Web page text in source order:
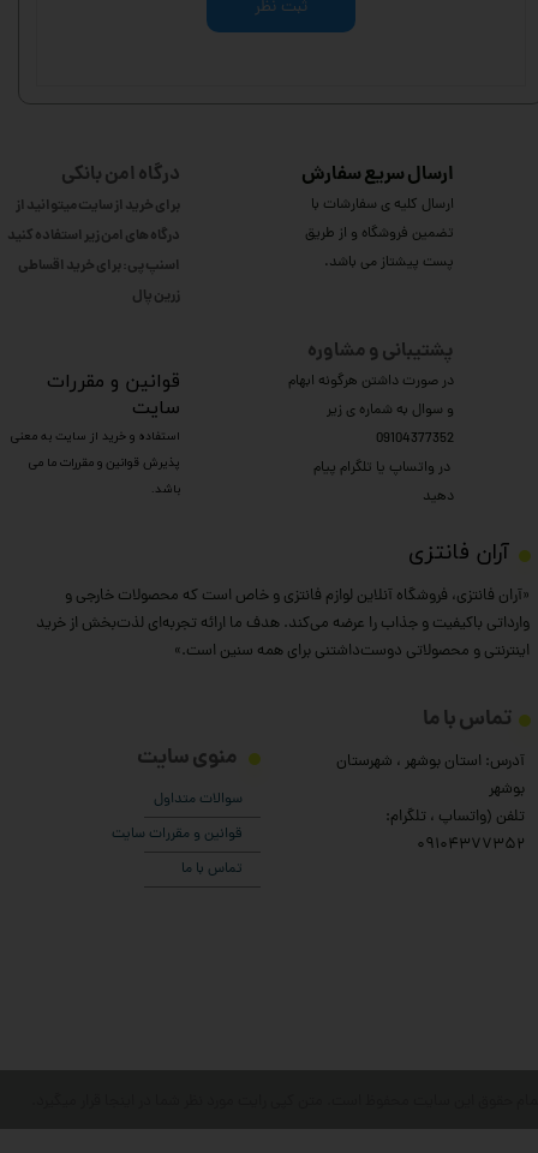
ثبت نظر
ارسال سریع سفارش
ارسال کلیه ی سفارشات با
تضمین فروشگاه و از طریق
پست پیشتاز می باشد.
​آران فانتزی
«آران فانتزی، فروشگاه آنلاین لوازم فانتزی و خاص است که محصولات خارجی و
وارداتی باکیفیت و جذاب را عرضه می‌کند. هدف ما ارائه تجربه‌ای لذت‌بخش از خرید
اینترنتی و محصولاتی دوست‌داشتنی برای همه سنین است.»
منوی سایت
سوالات متداول
قوانین و مقررات سایت
تماس با ما
تماس با ما
آدرس: استان بوشهر ، شهرستان
بوشهر
تلفن (واتساپ ، تلگرام:
۰9104377352
درگاه امن بانکی
برای خرید از سایت میتوانید از
درگاه های امن زیر استفاده کنید
اسنپ پی: برای خرید اقساطی
​​​​​​​زرین پال
پشتیبانی و مشاوره
در صورت داشتن هرگونه ابهام
و سوال به شماره ی زیر
09104377352
​​​​​​​ در واتساپ یا تلگرام پیام
دهید
​قوانین و مقررات
سایت
استفاده و خرید از سایت به معنی
پذیرش قوانین و مقررات ما می
باشد.